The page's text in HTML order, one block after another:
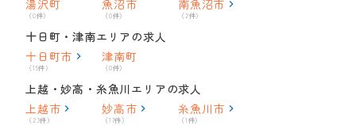
湯沢町
（0件）
魚沼市
（0件）
南魚沼市
（2件）
十日町・津南エリアの求人
十日町市
（15件）
津南町
（0件）
上越・妙高・糸魚川エリアの求人
上越市
（23件）
妙高市
（17件）
糸魚川市
（1件）